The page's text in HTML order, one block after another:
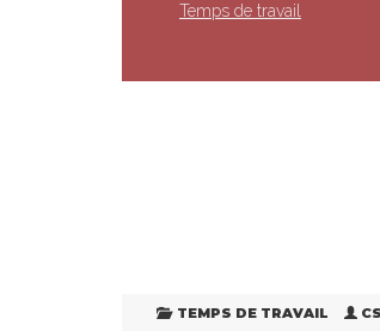
Temps de travail
TEMPS DE TRAVAIL